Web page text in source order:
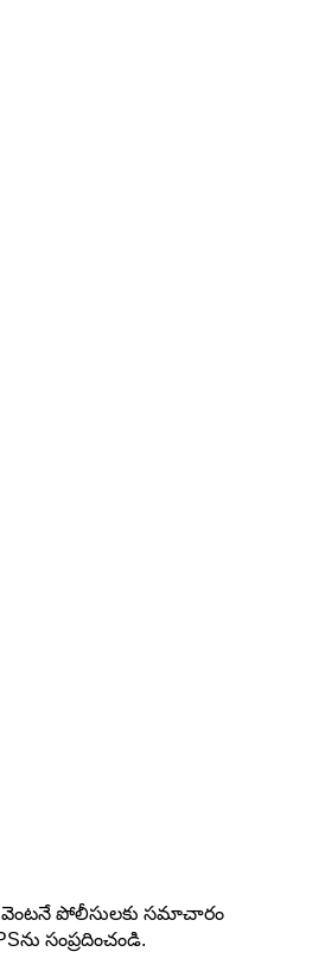
వెంటనే పోలీసులకు సమాచారం
సంప్రదించండి.